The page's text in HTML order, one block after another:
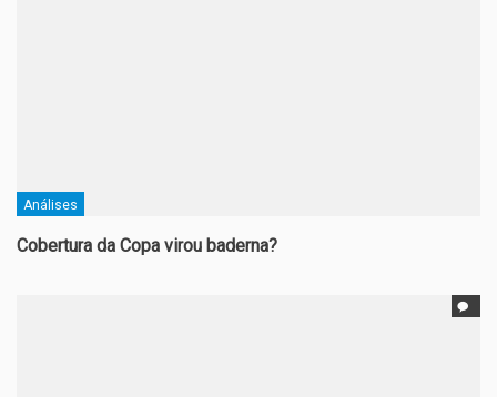
Análises
Cobertura da Copa virou baderna?